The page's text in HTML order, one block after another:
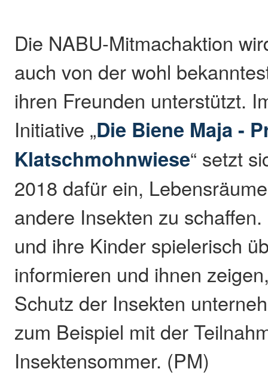
Die NABU-Mitmachaktion
auch von der wohl
ihren Freunden unterstützt.
Initiative „Die Biene Maja -
Klatschmohnwiese“ setzt
2018 dafür ein,
andere Insekten zu
und ihre Kinder spielerisch
informieren und ihnen
Schutz der Insekten
zum Beispiel mit der
Insektensommer. (PM)